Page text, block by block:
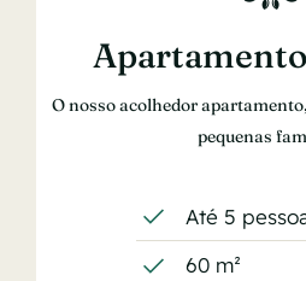
O nosso acolhedor
pequenas
Até 5
60 m²